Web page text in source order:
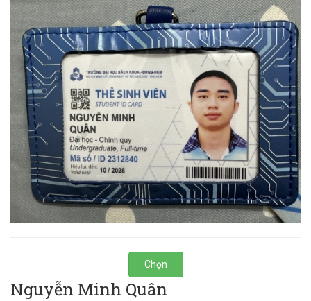
Chọn
Nguyễn Minh Quân